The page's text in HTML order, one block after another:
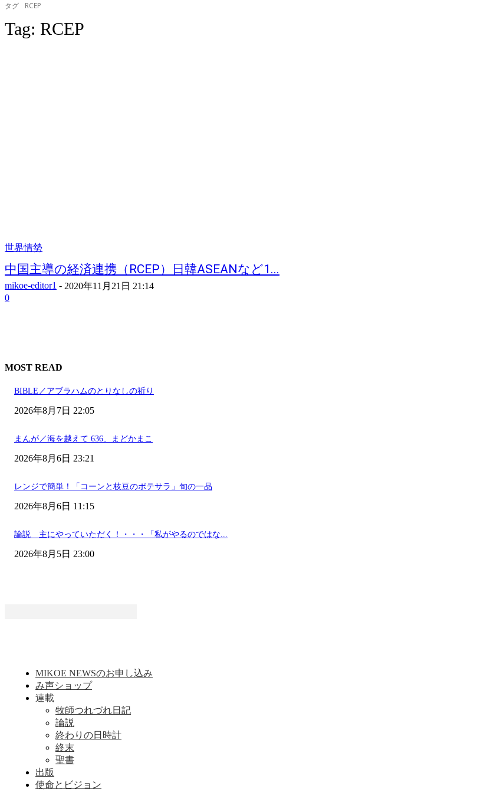
タグ RCEP
Tag: RCEP
世界情勢
中国主導の経済連携（RCEP）日韓ASEANなど1...
mikoe-editor1 - 2020年11月21日 21:14
0
MOST READ
BIBLE／アブラハムのとりなしの祈り
2026年8月7日 22:05
まんが／海を越えて 636、まどかまこ
2026年8月6日 23:21
レンジで簡単！「コーンと枝豆のポテサラ」旬の一品
2026年8月6日 11:15
論説 主にやっていただく！・・・「私がやるのではな...
2026年8月5日 23:00
MIKOE NEWSのお申し込み
み声ショップ
連載
牧師つれづれ日記
論説
終わりの日時計
終末
聖書
出版
使命とビジョン